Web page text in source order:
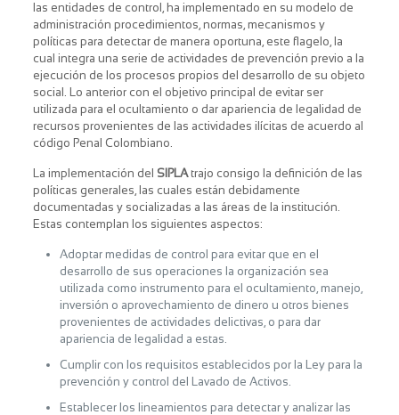
las entidades de control, ha implementado en su modelo de
administración procedimientos, normas, mecanismos y
políticas para detectar de manera oportuna, este flagelo, la
cual integra una serie de actividades de prevención previo a la
ejecución de los procesos propios del desarrollo de su objeto
social. Lo anterior con el objetivo principal de evitar ser
utilizada para el ocultamiento o dar apariencia de legalidad de
recursos provenientes de las actividades ilícitas de acuerdo al
código Penal Colombiano.
La implementación del SIPLAtrajo consigo la definición de las
políticas generales, las cuales están debidamente
documentadas y socializadas a las áreas de la institución.
Estas contemplan los siguientes aspectos:
Adoptar medidas de control para evitar que en el
desarrollo de sus operaciones la organización sea
utilizada como instrumento para el ocultamiento, manejo,
inversión o aprovechamiento de dinero u otros bienes
provenientes de actividades delictivas, o para dar
apariencia de legalidad a estas.
Cumplir con los requisitos establecidos por la Ley para la
prevención y control del Lavado de Activos.
Establecer los lineamientos para detectar y analizar las